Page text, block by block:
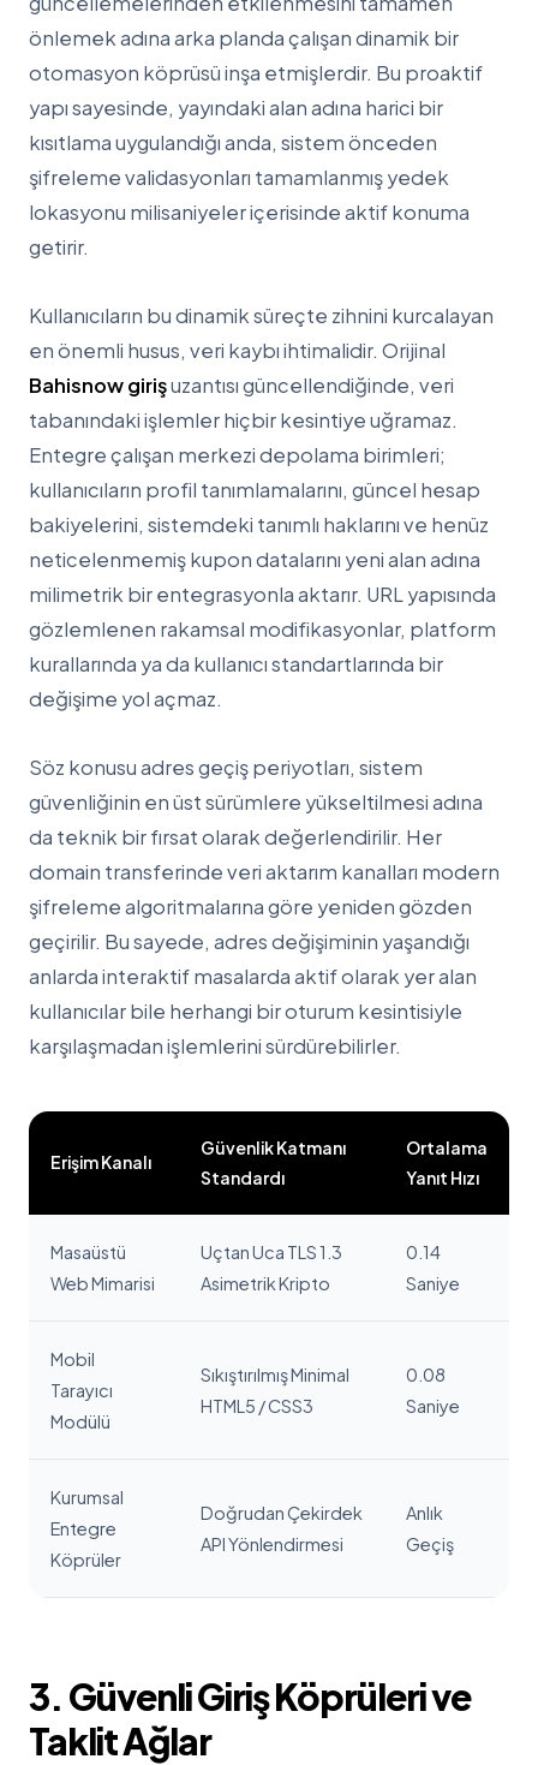
önlemek adına arka planda çalışan dinamik bir
otomasyon köprüsü inşa etmişlerdir. Bu proaktif
yapı sayesinde, yayındaki alan adına harici bir
kısıtlama uygulandığı anda, sistem önceden
şifreleme validasyonları tamamlanmış yedek
lokasyonu milisaniyeler içerisinde aktif konuma
getirir.
Kullanıcıların bu dinamik süreçte zihnini kurcalayan
en önemli husus, veri kaybı ihtimalidir. Orijinal
Bahisnow girişuzantısı güncellendiğinde, veri
tabanındaki işlemler hiçbir kesintiye uğramaz.
Entegre çalışan merkezi depolama birimleri;
kullanıcıların profil tanımlamalarını, güncel hesap
bakiyelerini, sistemdeki tanımlı haklarını ve henüz
neticelenmemiş kupon datalarını yeni alan adına
milimetrik bir entegrasyonla aktarır. URL yapısında
gözlemlenen rakamsal modifikasyonlar, platform
kurallarında ya da kullanıcı standartlarında bir
değişime yol açmaz.
Söz konusu adres geçiş periyotları, sistem
güvenliğinin en üst sürümlere yükseltilmesi adına
da teknik bir fırsat olarak değerlendirilir. Her
domain transferinde veri aktarım kanalları modern
şifreleme algoritmalarına göre yeniden gözden
geçirilir. Bu sayede, adres değişiminin yaşandığı
anlarda interaktif masalarda aktif olarak yer alan
kullanıcılar bile herhangi bir oturum kesintisiyle
karşılaşmadan işlemlerini sürdürebilirler.
Erişim Kanalı
Güvenlik Katmanı
Standardı
Ortalama
Yanıt Hızı
Masaüstü
Web Mimarisi
Uçtan Uca TLS 1.3
Asimetrik Kripto
0.14
Saniye
Mobil
Tarayıcı
Modülü
Sıkıştırılmış Minimal
HTML5 / CSS3
0.08
Saniye
Kurumsal
Entegre
Köprüler
Doğrudan Çekirdek
API Yönlendirmesi
Anlık
Geçiş
3. Güvenli Giriş Köprüleri ve
Taklit Ağlar